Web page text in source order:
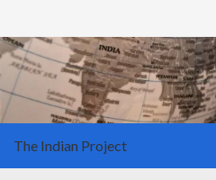
The Indian Project